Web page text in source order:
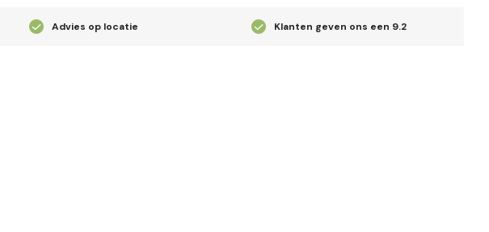
Advies op locatie Klanten geven ons een 9.2